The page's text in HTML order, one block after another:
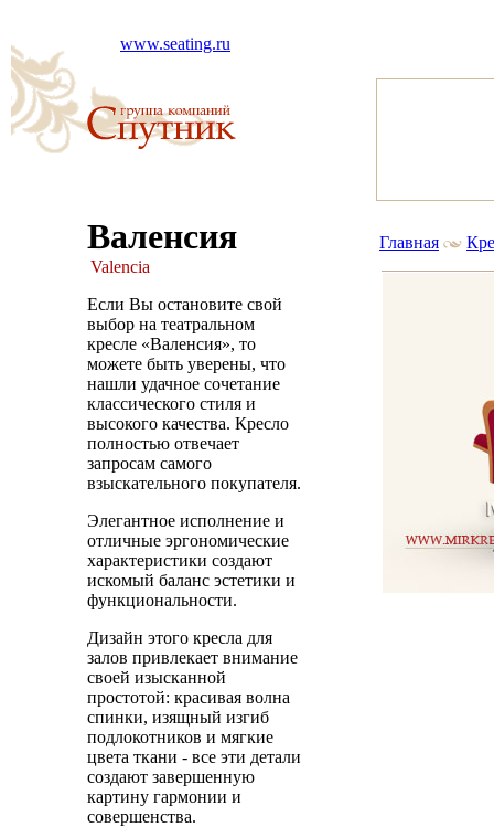
www.seating.ru
Валенсия
Valencia
Если Вы остановите свой
выбор на театральном
кресле «Валенсия», то
можете быть уверены, что
нашли удачное сочетание
классического стиля и
высокого качества. Кресло
полностью отвечает
запросам самого
взыскательного покупателя.
Элегантное исполнение и
отличные эргономические
характеристики создают
искомый баланс эстетики и
функциональности.
Дизайн этого кресла для
залов привлекает внимание
своей изысканной
простотой: красивая волна
спинки, изящный изгиб
подлокотников и мягкие
цвета ткани - все эти детали
создают завершенную
картину гармонии и
совершенства.
Главная